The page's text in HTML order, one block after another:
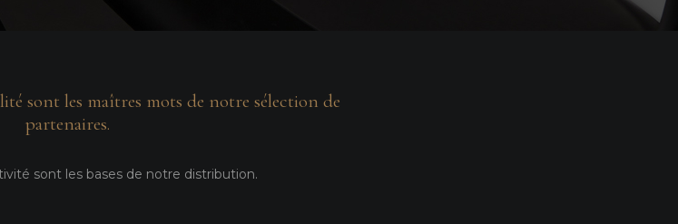
sont les maîtres mots de notre sélection de
partenaires.
sont les bases de notre distribution.